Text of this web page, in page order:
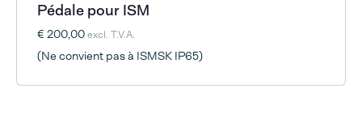
Pédale pour ISM
€ 200,00excl. T.V.A.
(Ne convient pas à ISMSK IP65)